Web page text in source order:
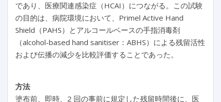
であり、医療関連感染症（HCAI）につながる。この試験
の目的は、病院環境において、Primel Active Hand
Shield（PAHS）とアルコールベースの手指消毒剤
（alcohol-based hand sanitiser：ABHS）による残留活性
および伝播の減少を比較評価することであった。
方法
塗布前、即時、2 回の事前に規定した残留時間後に、医